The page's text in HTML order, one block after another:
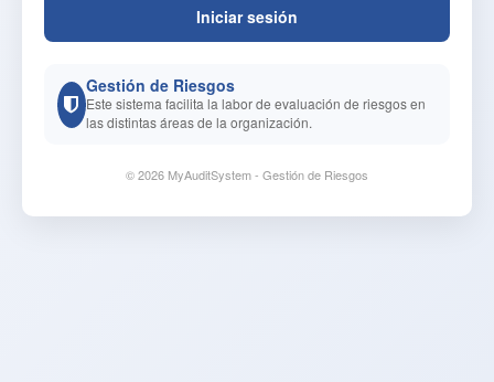
Iniciar sesión
Mapas de Riesgos
Automatiza la elaboración de los mapas de riesgos.
© 2026 MyAuditSystem - Gestión de Riesgos